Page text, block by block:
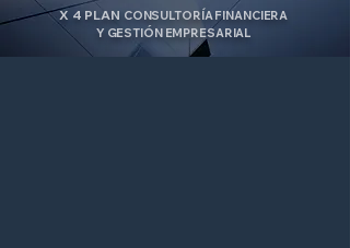
X 4 PLAN CONSULTORÍA FINANCIERA
Y GESTIÓN EMPRESARIAL